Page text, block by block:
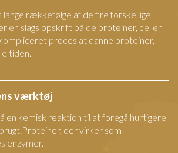
rækkefølge af de fire forskellige
en slags opskrift på de proteiner, cellen
proces at danne proteiner,
tiden.
værktøj
en kemisk reaktion til at foregå hurtigere
der virker som
enzymer.